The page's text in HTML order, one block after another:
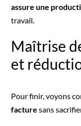
assure une
travail.
Maîtrise
et
Pour finir, voyons
facture sans